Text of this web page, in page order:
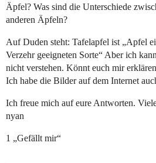
Äpfel? Was sind die Unterschiede
anderen Äpfeln?
Auf Duden steht: Tafelapfel ist „Apfel
Verzehr geeigneten Sorte“ Aber ich
nicht verstehen. Könnt euch mir
Ich habe die Bilder auf dem Internet
Ich freue mich auf eure Antworten.
nyan
1 „Gefällt mir“